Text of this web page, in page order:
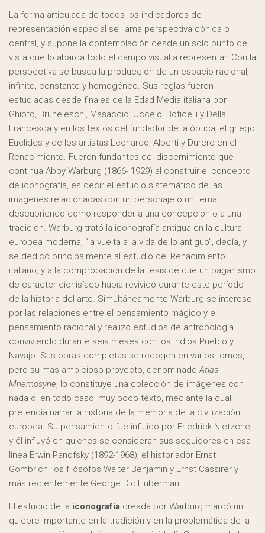
La forma articulada de todos los indicadores de
representación espacial se llama perspectiva cónica o
central, y supone la contemplación desde un solo punto de
vista que lo abarca todo el campo visual a representar. Con la
perspectiva se busca la producción de un espacio racional,
infinito, constante y homogéneo. Sus reglas fueron
estudiadas desde finales de la Edad Media italiana por
Ghioto, Bruneleschi, Masaccio, Uccelo, Boticelli y Della
Francesca y en los textos del fundador de la óptica, el griego
Euclides y de los artistas Leonardo, Alberti y Durero en el
Renacimiento. Fueron fundantes del discernimiento que
continua Abby Warburg (1866- 1929) al construir el concepto
de iconografía, es decir el estudio sistemático de las
imágenes relacionadas con un personaje o un tema
descubriendo cómo responder a una concepción o a una
tradición. Warburg trató la iconografía antigua en la cultura
europea moderna, “la vuelta a la vida de lo antiguo”, decía, y
se dedicó principalmente al estudio del Renacimiento
italiano, y a la comprobación de la tesis de que un paganismo
de carácter dionisíaco había revivido durante este período
de la historia del arte. Simultáneamente Warburg se interesó
por las relaciones entre el pensamiento mágico y el
pensamiento racional y realizó estudios de antropología
conviviendo durante seis meses con los indios Pueblo y
Navajo. Sus obras completas se recogen en varios tomos,
pero su más ambicioso proyecto, denominadoAtlas
Mnemosyne, lo constituye una colección de imágenes con
nada o, en todo caso, muy poco texto, mediante la cual
pretendía narrar la historia de la memoria de la civilización
europea. Su pensamiento fue influido por Friedrick Nietzche,
y él influyó en quienes se consideran sus seguidores en esa
lìnea Erwin Panofsky (1892-1968), el historiador Ernst
Gombrich, los filósofos Walter Benjamin y Ernst Cassirer y
más recientemente George DidiHuberman.
El estudio de la iconografía creada por Warburg marcó un
quiebre importante en la tradición y en la problemática de la